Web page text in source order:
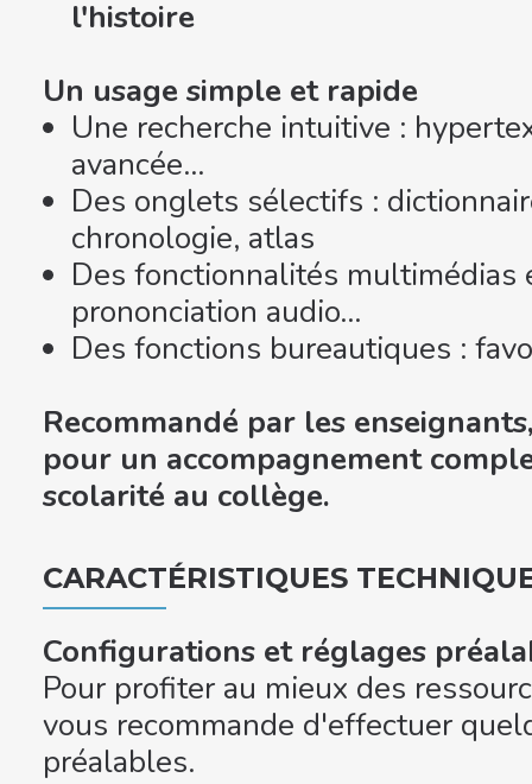
l'histoire
Un usage simple et rapide
Une recherche intuitive :
avancée...
Des onglets sélectifs :
chronologie, atlas
Des fonctionnalités multimédias
prononciation audio...
Des fonctions bureautiques :
Recommandé par les
pour un accompagnement
scolarité au collège.
CARACTÉRISTIQUES
Configurations et réglages
Pour profiter au mieux des
vous recommande d'effectuer
préalables.